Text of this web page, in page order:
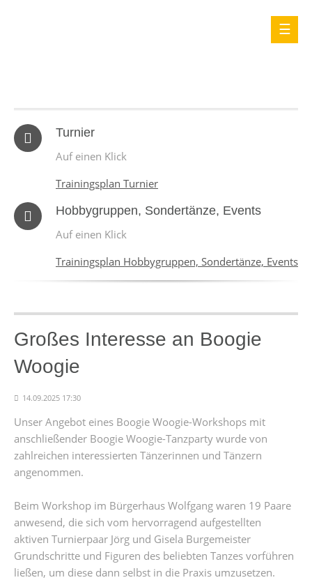
Turnier
Auf einen Klick
Trainingsplan Turnier
Hobbygruppen, Sondertänze, Events
Auf einen Klick
Trainingsplan Hobbygruppen, Sondertänze, Events
Großes Interesse an Boogie
Woogie
14.09.2025 17:30
Unser Angebot eines Boogie Woogie-Workshops mit
anschließender Boogie Woogie-Tanzparty wurde von
zahlreichen interessierten Tänzerinnen und Tänzern
angenommen.
Beim Workshop im Bürgerhaus Wolfgang waren 19 Paare
anwesend, die sich vom hervorragend aufgestellten
aktiven Turnierpaar Jörg und Gisela Burgemeister
Grundschritte und Figuren des beliebten Tanzes vorführen
ließen, um diese dann selbst in die Praxis umzusetzen.